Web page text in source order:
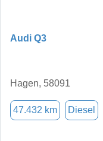
Audi Q3
Hagen, 58091
47.432 km Diesel